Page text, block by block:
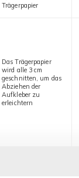
Trägerpapier
Das Trägerpapier
wird alle 3 cm
geschnitten, um das
Abziehen der
Aufkleber zu
erleichtern